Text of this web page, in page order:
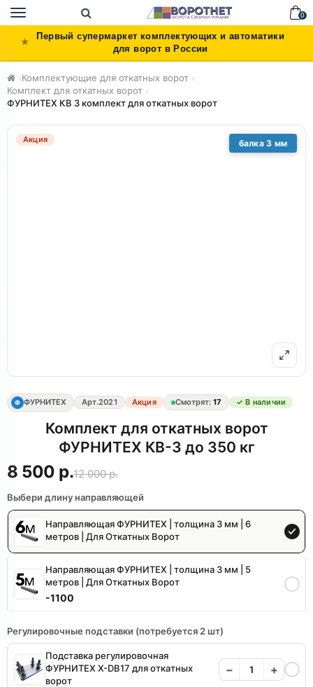
Toggle
navigation
0
Первый супермаркет комплектующих и автоматики
для ворот в России
›Комплектующие для откатных ворот ›
Комплект для откатных ворот ›
ФУРНИТЕХ КВ 3 комплект для откатных ворот
Акция балка 3 мм
Ф ФУРНИТЕХ Арт.2021 Акция Смотрят: 17 ✓ В наличии
Комплект для откатных ворот
ФУРНИТЕХ КВ-3 до 350 кг
8 500 р.12 000 р.
Выбери длину направляющей
Направляющая ФУРНИТЕХ | толщина 3 мм | 6
метров | Для Откатных Ворот
Направляющая ФУРНИТЕХ | толщина 3 мм | 5
метров | Для Откатных Ворот
-1100
Регулировочные подставки (потребуется 2 шт)
Подставка регулировочная
ФУРНИТЕХ X-DB17 для откатных
ворот
− +